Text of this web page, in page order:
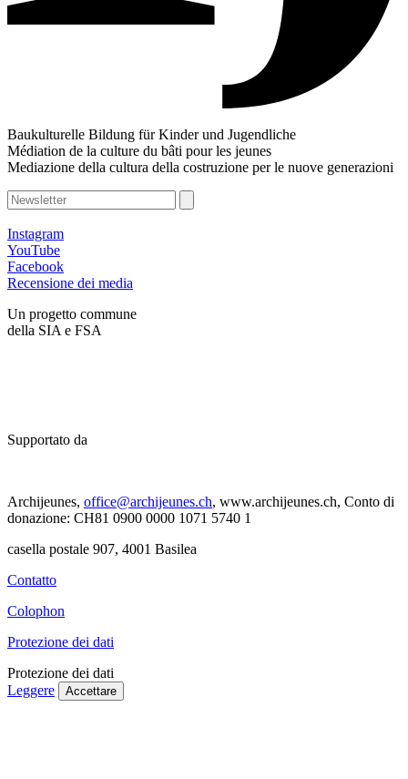
Baukulturelle Bildung für Kinder und Jugendliche
Médiation de la culture du bâti pour les jeunes
Mediazione della cultura della costruzione per le nuove generazioni
Instagram
YouTube
Facebook
Recensione dei media
Un progetto commune
della SIA e FSA
Supportato da
Archijeunes, office@archijeunes.ch, www.archijeunes.ch, Conto di
donazione: CH81 0900 0000 1071 5740 1
casella postale 907, 4001 Basilea
Contatto
Colophon
Protezione dei dati
Protezione dei dati
Leggere
Accettare